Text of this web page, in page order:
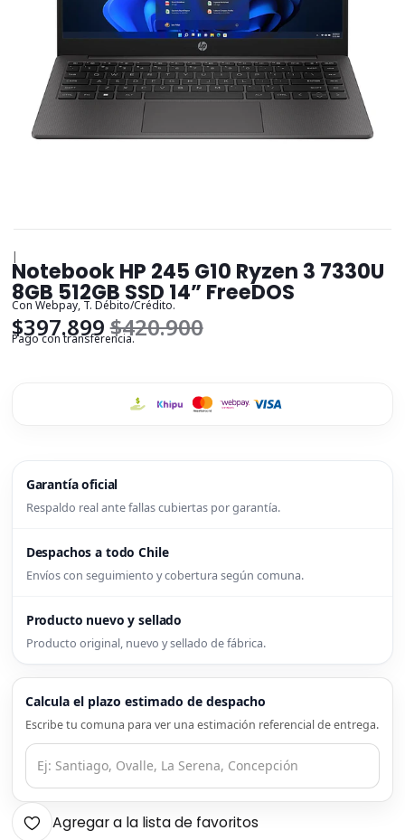
|
Notebook HP 245 G10 Ryzen 3 7330U
8GB 512GB SSD 14” FreeDOS
Con Webpay, T. Débito/Crédito.
$397.899$420.900
Pago con transferencia.
Garantía oficial
Respaldo real ante fallas cubiertas por garantía.
Despachos a todo Chile
Envíos con seguimiento y cobertura según comuna.
Producto nuevo y sellado
Producto original, nuevo y sellado de fábrica.
Calcula el plazo estimado de despacho
Escribe tu comuna para ver una estimación referencial de entrega.
Agregar a la lista de favoritos